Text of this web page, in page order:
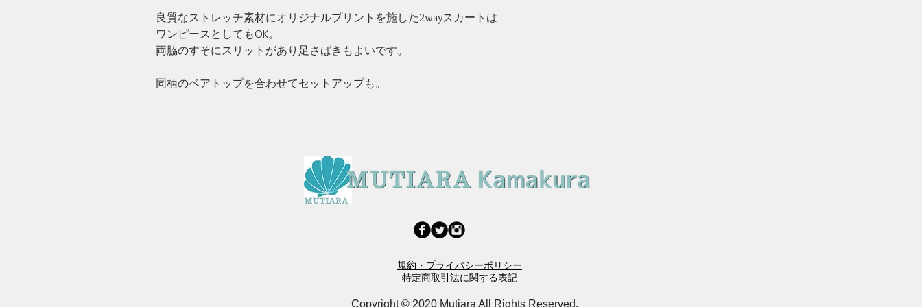
良質なストレッチ素材にオリジナルプリントを施した2wayスカートは
ワンピースとしてもOK。
両脇のすそにスリットがあり足さばきもよいです。
同柄のベアトップを合わせてセットアップも。
規約・プライバシーポリシー
特定商取引法に関する表記
Copyright © 2020 Mutiara All Rights Reserved.